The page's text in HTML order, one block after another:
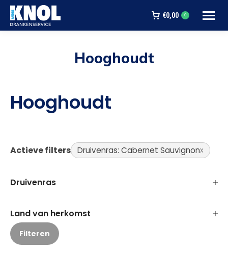
€0,00 0
Hooghoudt
Hooghoudt
Actieve filters Druivenras: Cabernet Sauvignon
Druivenras
Land van herkomst
Filteren